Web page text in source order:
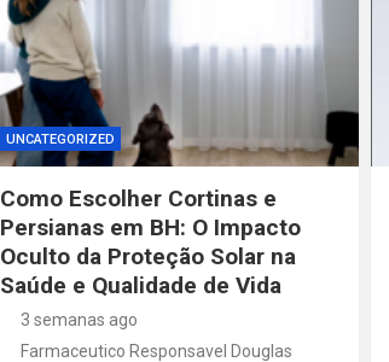
UNCATEGORIZED
Como Escolher Cortinas e
Persianas em BH: O Impacto
Oculto da Proteção Solar na
Saúde e Qualidade de Vida
3 semanas ago
Farmaceutico Responsavel Douglas